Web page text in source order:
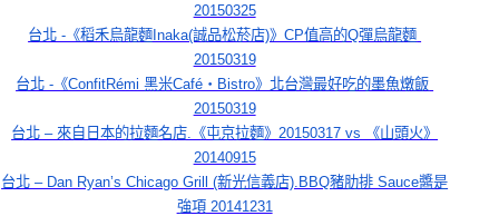
20150325
台北 -《稻禾烏龍麵Inaka(誠品松菸店)》CP值高的Q彈烏龍麵
20150319
台北 -《ConfitRémi 黑米Café‧Bistro》北台灣最好吃的墨魚燉飯
20150319
台北 – 來自日本的拉麵名店.《屯京拉麵》20150317 vs 《山頭火》
20140915
台北 – Dan Ryan’s Chicago Grill (新光信義店).BBQ豬肋排 Sauce醬是
強項 20141231